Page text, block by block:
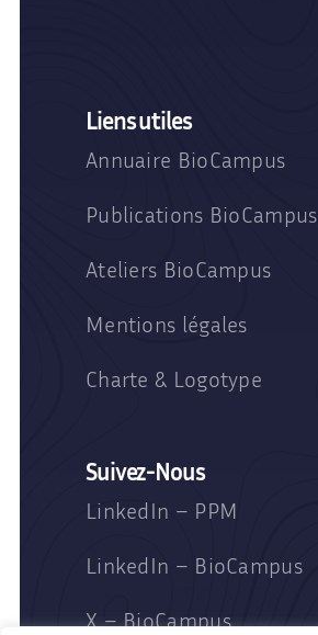
Liens utiles
Annuaire BioCampus
Publications BioCampus
Ateliers BioCampus
Mentions légales
Charte & Logotype
Suivez-Nous
LinkedIn – PPM
LinkedIn – BioCampus
X – BioCampus